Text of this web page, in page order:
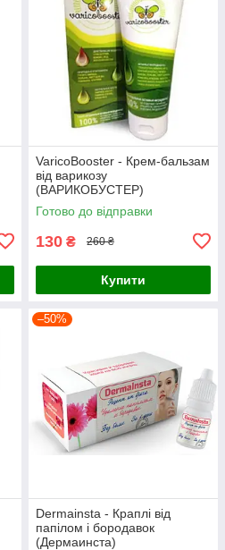
VaricoBooster - Крем-бальзам
від варикозу
(ВАРИКОБУСТЕР)
Готово до відправки
130 ₴ 260 ₴
Купити
–50%
Dermainsta - Краплі від
папілом і бородавок
(Дермаинста)